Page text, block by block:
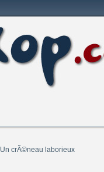
Un crÃ©neau laborieux